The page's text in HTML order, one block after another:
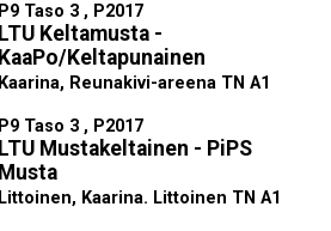
P9 Taso 3 , P2017
LTU Keltamusta -
KaaPo/Keltapunainen
Kaarina, Reunakivi-areena TN A1
P9 Taso 3 , P2017
LTU Mustakeltainen - PiPS
Musta
Littoinen, Kaarina. Littoinen TN A1